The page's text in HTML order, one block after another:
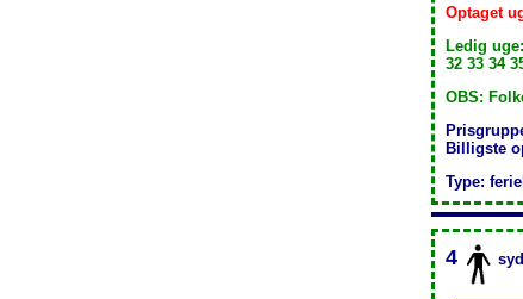
Optaget
Ledig
32 33 34
OBS:
Billigste
Type:
4